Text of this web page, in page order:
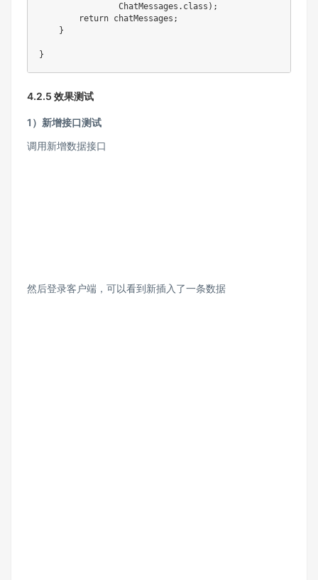
                ChatMessages.class);
        return chatMessages;
    }
}
4.2.5 效果测试
1）新增接口测试
调用新增数据接口
然后登录客户端，可以看到新插入了一条数据